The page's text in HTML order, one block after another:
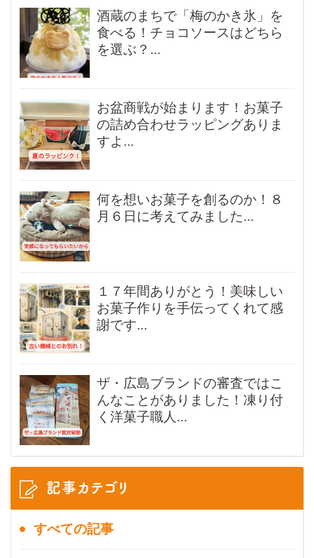
酒蔵のまちで「梅のかき氷」を
食べる！チョコソースはどちら
を選ぶ？...
お盆商戦が始まります！お菓子
の詰め合わせラッピングありま
すよ...
何を想いお菓子を創るのか！８
月６日に考えてみました...
１７年間ありがとう！美味しい
お菓子作りを手伝ってくれて感
謝です...
ザ・広島ブランドの審査ではこ
んなことがありました！凍り付
く洋菓子職人...
記事カテゴリ
すべての記事